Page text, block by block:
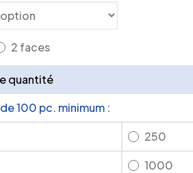
2 faces
quantité
100 pc. minimum :
250
1000